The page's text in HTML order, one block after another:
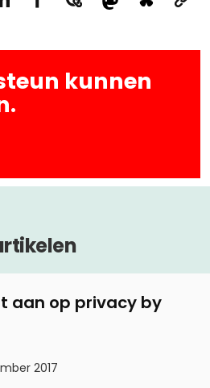
kunnen
aan op privacy by
2017